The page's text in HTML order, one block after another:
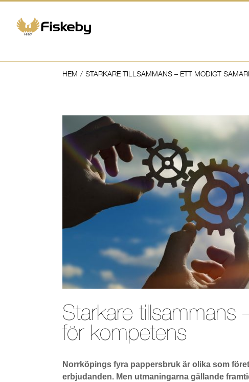
innehållet
HEM / STARKARE TILLSAMMANS – ETT MODIGT
större
Starkare
för kompetens
Norrköpings fyra pappersbruk är olika som
erbjudanden. Men utmaningarna gällande